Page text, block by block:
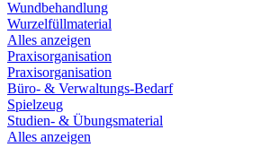
Wundbehandlung
Wurzelfüllmaterial
Alles anzeigen
Praxisorganisation
Praxisorganisation
Büro- & Verwaltungs-Bedarf
Spielzeug
Studien- & Übungsmaterial
Alles anzeigen